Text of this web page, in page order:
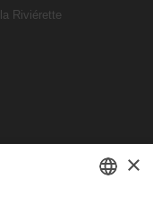
Riviérette
×